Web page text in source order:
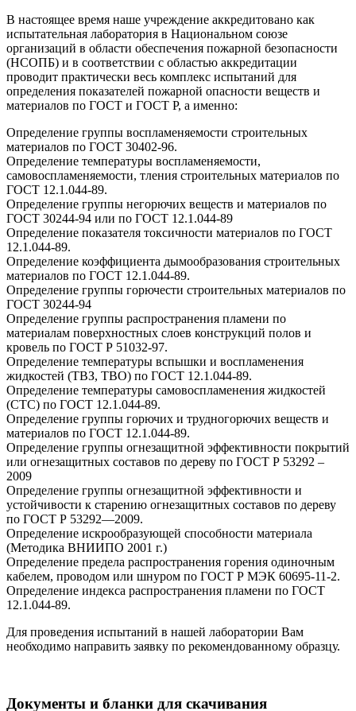
В настоящее время наше учреждение аккредитовано как
испытательная лаборатория в Национальном союзе
организаций в области обеспечения пожарной безопасности
(НСОПБ) и в соответствии с областью аккредитации
проводит практически весь комплекс испытаний для
определения показателей пожарной опасности веществ и
материалов по ГОСТ и ГОСТ Р, а именно:
Определение группы воспламеняемости строительных
материалов по ГОСТ 30402-96.
Определение температуры воспламеняемости,
самовоспламеняемости, тления строительных материалов по
ГОСТ 12.1.044-89.
Определение группы негорючих веществ и материалов по
ГОСТ 30244-94 или по ГОСТ 12.1.044-89
Определение показателя токсичности материалов по ГОСТ
12.1.044-89.
Определение коэффициента дымообразования строительных
материалов по ГОСТ 12.1.044-89.
Определение группы горючести строительных материалов по
ГОСТ 30244-94
Определение группы распространения пламени по
материалам поверхностных слоев конструкций полов и
кровель по ГОСТ Р 51032-97.
Определение температуры вспышки и воспламенения
жидкостей (ТВЗ, ТВО) по ГОСТ 12.1.044-89.
Определение температуры самовоспламенения жидкостей
(СТС) по ГОСТ 12.1.044-89.
Определение группы горючих и трудногорючих веществ и
материалов по ГОСТ 12.1.044-89.
Определение группы огнезащитной эффективности покрытий
или огнезащитных составов по дереву по ГОСТ Р 53292 –
2009
Определение группы огнезащитной эффективности и
устойчивости к старению огнезащитных составов по дереву
по ГОСТ Р 53292—2009.
Определение искрообразующей способности материала
(Методика ВНИИПО 2001 г.)
Определение предела распространения горения одиночным
кабелем, проводом или шнуром по ГОСТ Р МЭК 60695-11-2.
Определение индекса распространения пламени по ГОСТ
12.1.044-89.
Для проведения испытаний в нашей лаборатории Вам
необходимо направить заявку по рекомендованному образцу.
Документы и бланки для скачивания